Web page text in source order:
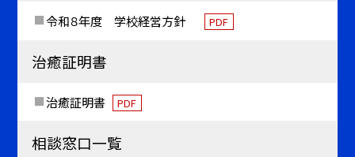
令和８年度 学校経営方針 PDF
治癒証明書
治癒証明書 PDF
相談窓口一覧